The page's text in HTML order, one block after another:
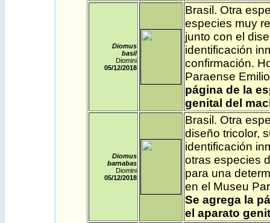
Diomus
basil
Diomini
05/12/2018
Brasil . Otra
especies muy
junto con el
identificación
confirmación.
Paraense
página de la
genital del
Diomus
barnabas
Diomini
05/12/2018
Brasil . Otra
diseño tricolor,
identificación
otras especies
para una
en el Museu
Se agrega la
el aparato